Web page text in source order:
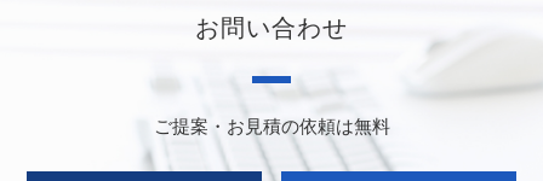
お問い合わせ
ご提案・お見積の依頼は無料